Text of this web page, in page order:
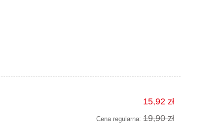
15,92 zł
Cena regularna: 19,90 zł